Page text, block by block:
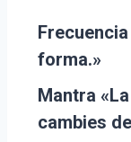
Frecuencia
forma.»
Mantra
cambies